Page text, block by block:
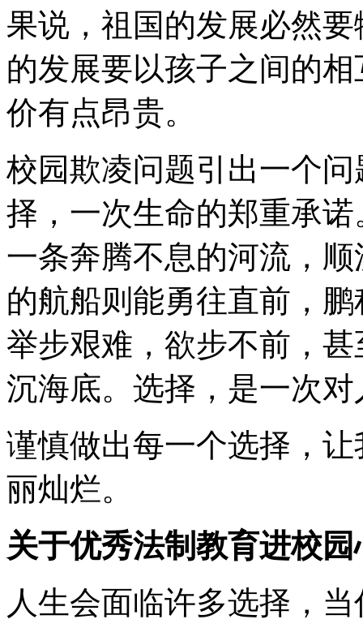
果说，祖国的发展必然
的发展要以孩子之间的
价有点昂贵。
校园欺凌问题引出一个
择，一次生命的郑重承
一条奔腾不息的河流，
的航船则能勇往直前，
举步艰难，欲步不前，
沉海底。选择，是一次
谨慎做出每一个选择，
丽灿烂。
关于优秀法制教育进校
人生会面临许多选择，